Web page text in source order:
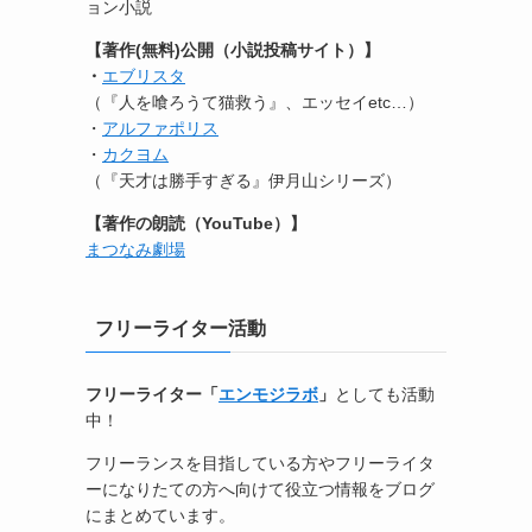
ョン小説
【著作(無料)公開（小説投稿サイト）】
・ エブリスタ
（『人を喰ろうて猫救う』、エッセイetc…）
・ アルファポリス
・ カクヨム
（『天才は勝手すぎる』伊月山シリーズ）
【著作の朗読（YouTube）】
まつなみ劇場
フリーライター活動
フリーライター「エンモジラボ 」 としても活動
中！
フリーランスを目指している方やフリーライタ
ーになりたての方へ向けて役立つ情報をブログ
にまとめています。